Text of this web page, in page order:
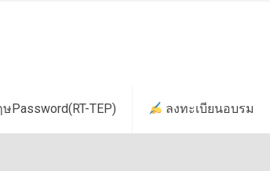
TEP) ลงทะเบียนอบรม